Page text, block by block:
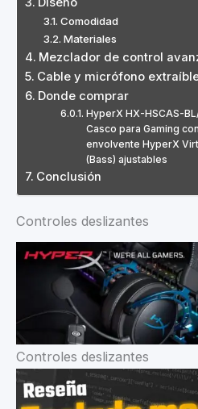
Comodidad
Materiales
Mezclador de control
Cable y micrófono
Donde comprar
HyperX HX-HSCAS-
Casco para Gaming
envolvente HyperX
(Bass) ajustables
Conclusión
Controles deslizantes
Controles deslizantes